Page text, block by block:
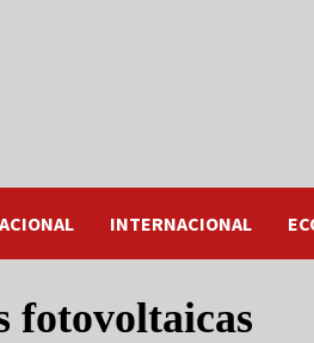
INTERNACIONAL
fotovoltaicas